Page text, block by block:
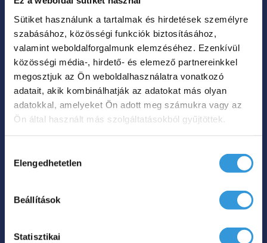
Sütiket használunk a tartalmak és hirdetések személyre
szabásához, közösségi funkciók biztosításához,
valamint weboldalforgalmunk elemzéséhez. Ezenkívül
közösségi média-, hirdető- és elemező partnereinkkel
megosztjuk az Ön weboldalhasználatra vonatkozó
adatait, akik kombinálhatják az adatokat más olyan
adatokkal, amelyeket Ön adott meg számukra vagy az
Ön által használt más szolgáltatásokból gyűjtöttek.
kiválasztása
Elengedhetetlen
Beállítások
Statisztikai
Iris W különleges akril
kád
 150x72
160x73
Szín